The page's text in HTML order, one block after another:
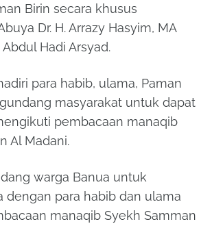
Birin secara khusus
Dr. H. Arrazy Hasyim, MA
Hadi Arsyad.
para habib, ulama, Paman
masyarakat untuk dapat
pembacaan manaqib
Al Madani.
warga Banua untuk
dengan para habib dan ulama
manaqib Syekh Samman